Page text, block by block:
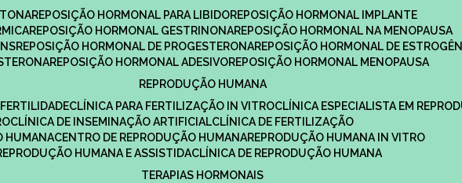
REPOSIÇÃO HORMONAL PARA LIBIDO
REPOSIÇÃO HORMONAL IMPLANTE
REPOSIÇÃO HORMONAL GESTRINONA
REPOSIÇÃO HORMONAL NA MENOPAUSA
REPOSIÇÃO HORMONAL DE PROGESTERONA
REPOSIÇÃO HORMONAL DE
REPOSIÇÃO HORMONAL ADESIVO
REPOSIÇÃO HORMONAL MENOPAUSA
REPRODUÇÃO HUMANA
CLÍNICA PARA FERTILIZAÇÃO IN VITRO
CLÍNICA ESPECIALISTA EM
CLÍNICA DE INSEMINAÇÃO ARTIFICIAL
CLÍNICA DE FERTILIZAÇÃO
HUMANA
CENTRO DE REPRODUÇÃO HUMANA
REPRODUÇÃO HUMANA IN VITRO
REPRODUÇÃO HUMANA E ASSISTIDA
CLÍNICA DE REPRODUÇÃO HUMANA
TERAPIAS HORMONAIS